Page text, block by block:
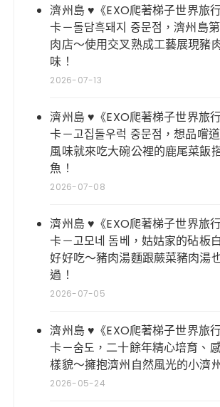
濟州島 ♥《EXO爬著梯子世界旅
卡－돌담흑돼지 중문점，濟
肉店～使用交叉熟成工藝展現豬
味！
2026-07-13
濟州島 ♥《EXO爬著梯子世界旅
卡－고집돌우럭 중문점，想
風味就來吃大碗公裡的鹿尾菜飯
魚！
2026-07-08
濟州島 ♥《EXO爬著梯子世界旅
卡－고모네 돔베，姑姑家的砧
好好吃～豬肉湯麵跟蕨菜豬肉湯
過！
2026-07-05
濟州島 ♥《EXO爬著梯子世界旅
卡－숨도，二十餘年精心培育、
樣貌～擁抱濟州自然風光的小濟
2026-05-24